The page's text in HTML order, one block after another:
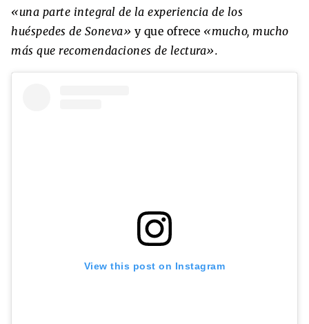
«una parte integral de la experiencia de los
huéspedes de Soneva» y que ofrece «mucho, mucho
más que recomendaciones de lectura».
View this post on Instagram